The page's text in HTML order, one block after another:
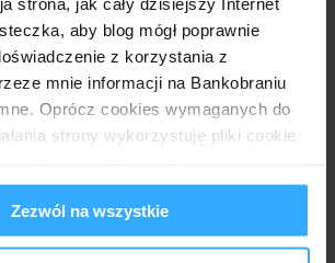
aby blog mógł poprawnie
z korzystania z
mnie informacji na Bankobraniu
Oprócz cookies wymaganych do
strony wykorzystuję pliki cookie
mojej witrynie. Informacje o tym, jak
udostępniam moim partnerom
reklamowym i analitycznym.
Zezwól na wszystkie
14 czerwca 2019 01:29
OPPO, pierwsze słyszę? Używał tego ktoś?
g**no pokroju Manty?